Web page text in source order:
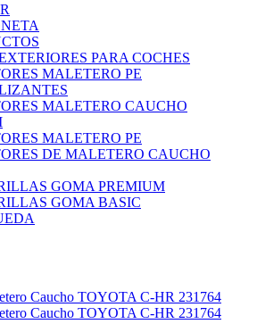
PARA COCHES
MALETERO PE
MALETERO CAUCHO
MALETERO PE
DE MALETERO CAUCHO
GOMA PREMIUM
GOMA BASIC